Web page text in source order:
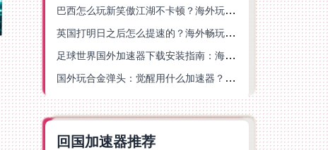
巴西怎么玩新笑傲江湖不卡顿？海外玩家国服游戏加速终极指南（附猫和老鼠一梦江湖实测）
英国打明日之后怎么提速的？海外畅玩国服游戏终极指南
足球世界国外加速器下载安装指南：海外党畅玩国服游戏的终极解决方案
国外玩合金弹头：觉醒用什么加速器？一份写给海外游子的畅玩指南
回国加速器推荐